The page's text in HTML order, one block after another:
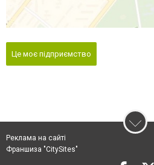
Це моє підприємство
Реклама на сайті
Франшиза "CitySites"